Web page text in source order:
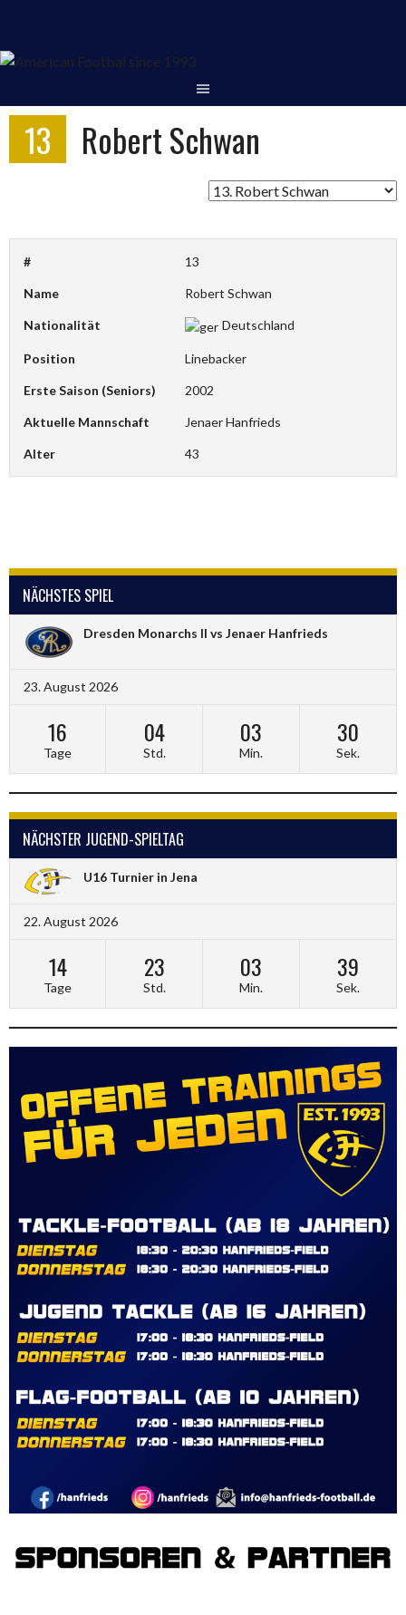
Inhalt
13 Robert Schwan
# 13
Name Robert Schwan
Nationalität Deutschland
Position Linebacker
Erste Saison (Seniors) 2002
Aktuelle Mannschaft Jenaer Hanfrieds
Alter 43
NÄCHSTES SPIEL
Dresden Monarchs II vs Jenaer Hanfrieds
23. August 2026
16
Tage
04
Std.
03
Min.
30
Sek.
NÄCHSTER JUGEND-SPIELTAG
U16 Turnier in Jena
22. August 2026
14
Tage
23
Std.
03
Min.
39
Sek.